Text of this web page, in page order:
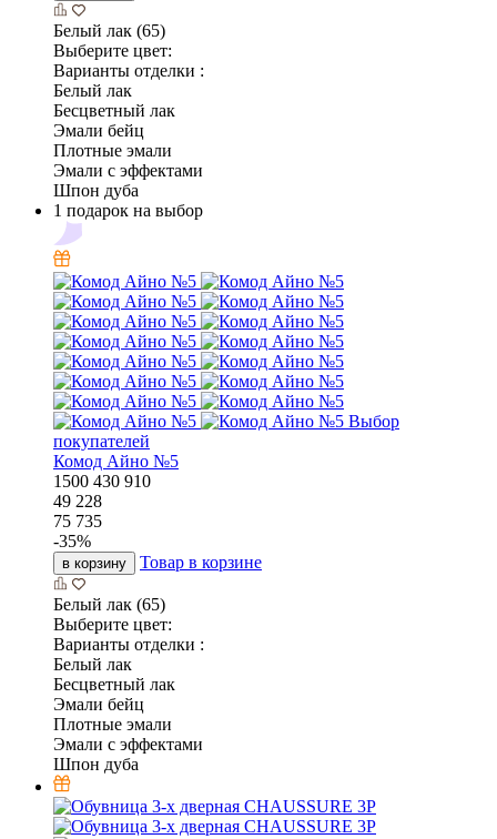
Белый лак (65)
Выберите цвет:
Варианты отделки :
Белый лак
Бесцветный лак
Эмали бейц
Плотные эмали
Эмали с эффектами
Шпон дуба
1 подарок на выбор
Выбор
покупателей
Комод Айно №5
1500 430 910
49 228
75 735
-35%
в корзину Товар в корзине
Белый лак (65)
Выберите цвет:
Варианты отделки :
Белый лак
Бесцветный лак
Эмали бейц
Плотные эмали
Эмали с эффектами
Шпон дуба